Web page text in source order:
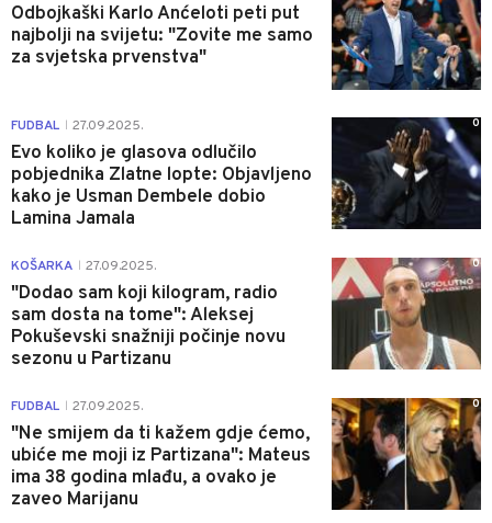
Odbojkaški Karlo Anćeloti peti put
najbolji na svijetu: "Zovite me samo
za svjetska prvenstva"
FUDBAL 27.09.2025.
Evo koliko je glasova odlučilo
pobjednika Zlatne lopte: Objavljeno
kako je Usman Dembele dobio
Lamina Jamala
0
KOŠARKA 27.09.2025.
"Dodao sam koji kilogram, radio
sam dosta na tome": Aleksej
Pokuševski snažniji počinje novu
sezonu u Partizanu
0
FUDBAL 27.09.2025.
"Ne smijem da ti kažem gdje ćemo,
ubiće me moji iz Partizana": Mateus
ima 38 godina mlađu, a ovako je
zaveo Marijanu
0